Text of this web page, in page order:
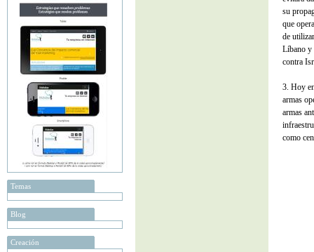
Temas
Blog
Creación
su
que
de
Líbano y
contra
3. Hoy
armas
armas
como